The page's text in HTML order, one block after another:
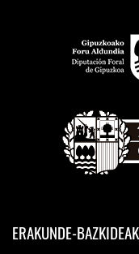
ERAKUNDE-BAZKIDEAK